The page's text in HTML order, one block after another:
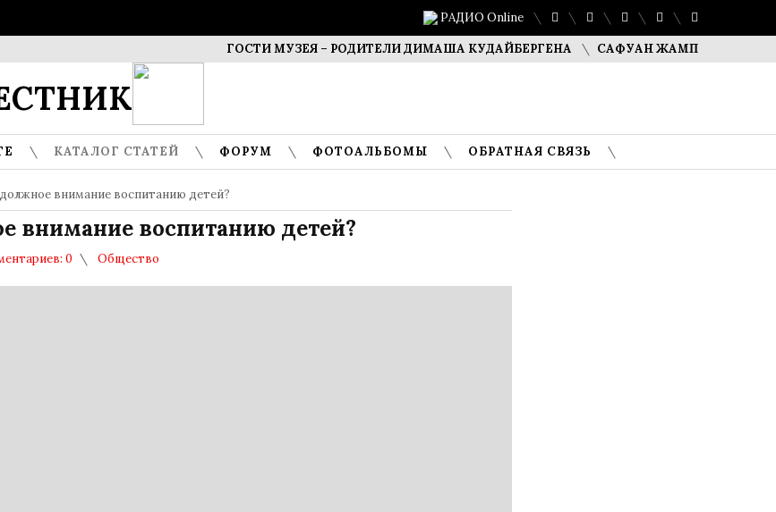
РАДИО Online
ГОСТИ МУЗЕЯ – РОДИТЕЛИ ДИМАША КУДАЙБЕРГЕНА САФУАН ЖАМПЕИСОВ: «МЫ
КАТАЛОГ СТАТЕЙ ФОРУМ ФОТОАЛЬБОМЫ ОБРАТНАЯ СВЯЗЬ
внимание воспитанию детей?
воспитанию детей?
0 Общество